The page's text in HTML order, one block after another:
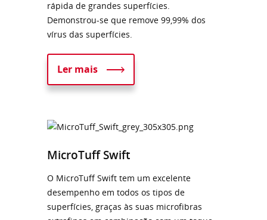
rápida de grandes superfícies.
Demonstrou-se que remove 99,99% dos
vírus das superfícies.
Ler mais
MicroTuff Swift
O MicroTuff Swift tem um excelente
desempenho em todos os tipos de
superfícies, graças às suas microfibras